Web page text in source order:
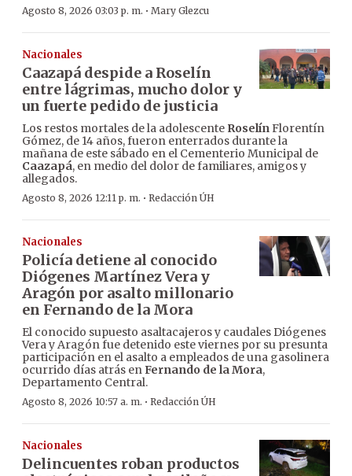
Agosto 8, 2026 03:03 p. m. · Mary Glezcu
Nacionales
Caazapá despide a Roselín
entre lágrimas, mucho dolor y
un fuerte pedido de justicia
Los restos mortales de la adolescente RoselínFlorentín
Gómez, de 14 años, fueron enterrados durante la
mañana de este sábado en el Cementerio Municipal de
Caazapá, en medio del dolor de familiares, amigos y
allegados.
Agosto 8, 2026 12:11 p. m. · Redacción ÚH
Nacionales
Policía detiene al conocido
Diógenes Martínez Vera y
Aragón por asalto millonario
en Fernando de la Mora
El conocido supuesto asaltacajeros y caudales Diógenes
Vera y Aragón fue detenido este viernes por su presunta
participación en el asalto a empleados de una gasolinera
ocurrido días atrás enFernando de la Mora,
Departamento Central.
Agosto 8, 2026 10:57 a. m. · Redacción ÚH
Nacionales
Delincuentes roban productos